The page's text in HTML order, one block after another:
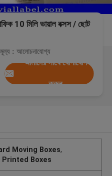
10 মিলি ভায়াল বক্সস / ছোট
মূল্য：আলোচনাযোগ্য
আমাদের সাথে যোগাযোগ
করুন
Moving Boxes,
Printed Boxes